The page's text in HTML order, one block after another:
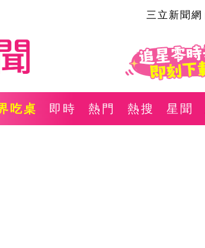
三立新聞網
吃桌 即時 熱門 熱搜 星聞